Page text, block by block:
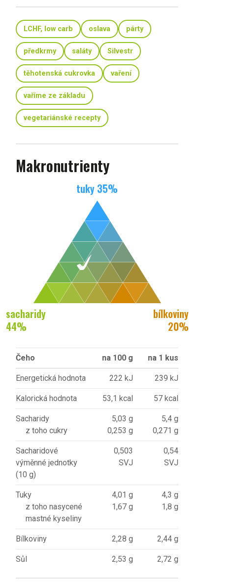
LCHF, low carb oslava párty
předkrmy saláty Silvestr
těhotenská cukrovka vaření
vaříme ze základu
vegetariánské recepty
Makronutrienty
tuky 35%
sacharidy
44%
bílkoviny
20%
Čeho na 100 g na 1 kus
Energetická hodnota 222 kJ 239 kJ
Kalorická hodnota 53,1 kcal 57 kcal
Sacharidy
z toho cukry
5,03 g
0,253 g
5,4 g
0,271 g
Sacharidové
výměnné jednotky
(10 g)
0,503
SVJ
0,54
SVJ
Tuky
z toho nasycené
mastné kyseliny
4,01 g
1,67 g
4,3 g
1,8 g
Bílkoviny 2,28 g 2,44 g
Sůl 2,53 g 2,72 g